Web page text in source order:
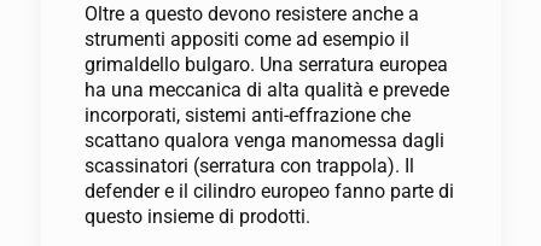
Oltre a questo devono resistere anche a
strumenti appositi come ad esempio il
grimaldello bulgaro. Una serratura europea
ha una meccanica di alta qualità e prevede
incorporati, sistemi anti-effrazione che
scattano qualora venga manomessa dagli
scassinatori (serratura con trappola). Il
defender e il cilindro europeo fanno parte di
questo insieme di prodotti.